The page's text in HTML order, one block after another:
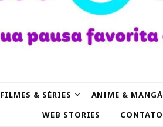
FILMES & SÉRIES ANIME & MANGÁ
WEB STORIES
CONTATO